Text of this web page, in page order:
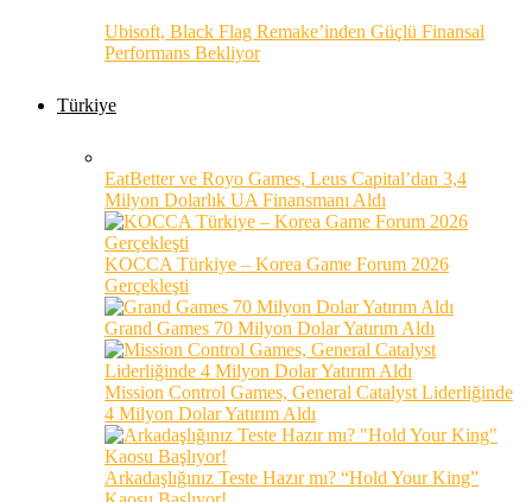
Ubisoft, Black Flag Remake’inden Güçlü Finansal
Performans Bekliyor
Türkiye
EatBetter ve Royo Games, Leus Capital’dan 3,4
Milyon Dolarlık UA Finansmanı Aldı
KOCCA Türkiye – Korea Game Forum 2026
Gerçekleşti
Grand Games 70 Milyon Dolar Yatırım Aldı
Mission Control Games, General Catalyst Liderliğinde
4 Milyon Dolar Yatırım Aldı
Arkadaşlığınız Teste Hazır mı? “Hold Your King”